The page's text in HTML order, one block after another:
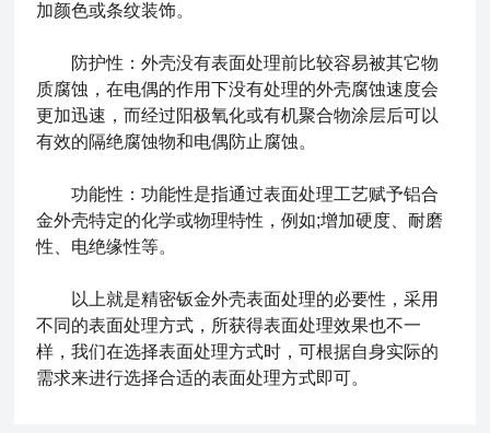
加颜色或条纹装饰。
防护性：外壳没有表面处理前比较容易被其它物
质腐蚀，在电偶的作用下没有处理的外壳腐蚀速度会
更加迅速，而经过阳极氧化或有机聚合物涂层后可以
有效的隔绝腐蚀物和电偶防止腐蚀。
功能性：功能性是指通过表面处理工艺赋予铝合
金外壳特定的化学或物理特性，例如;增加硬度、耐磨
性、电绝缘性等。
以上就是精密钣金外壳表面处理的必要性，采用
不同的表面处理方式，所获得表面处理效果也不一
样，我们在选择表面处理方式时，可根据自身实际的
需求来进行选择合适的表面处理方式即可。